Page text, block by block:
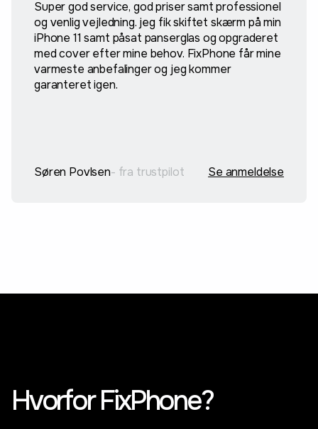
Super god service, god priser samt professionel
og venlig vejledning. jeg fik skiftet skærm på min
iPhone 11 samt påsat panserglas og opgraderet
med cover efter mine behov. FixPhone får mine
varmeste anbefalinger og jeg kommer
garanteret igen.
Søren Povlsen- fra trustpilot Se anmeldelse
Hvorfor FixPhone?